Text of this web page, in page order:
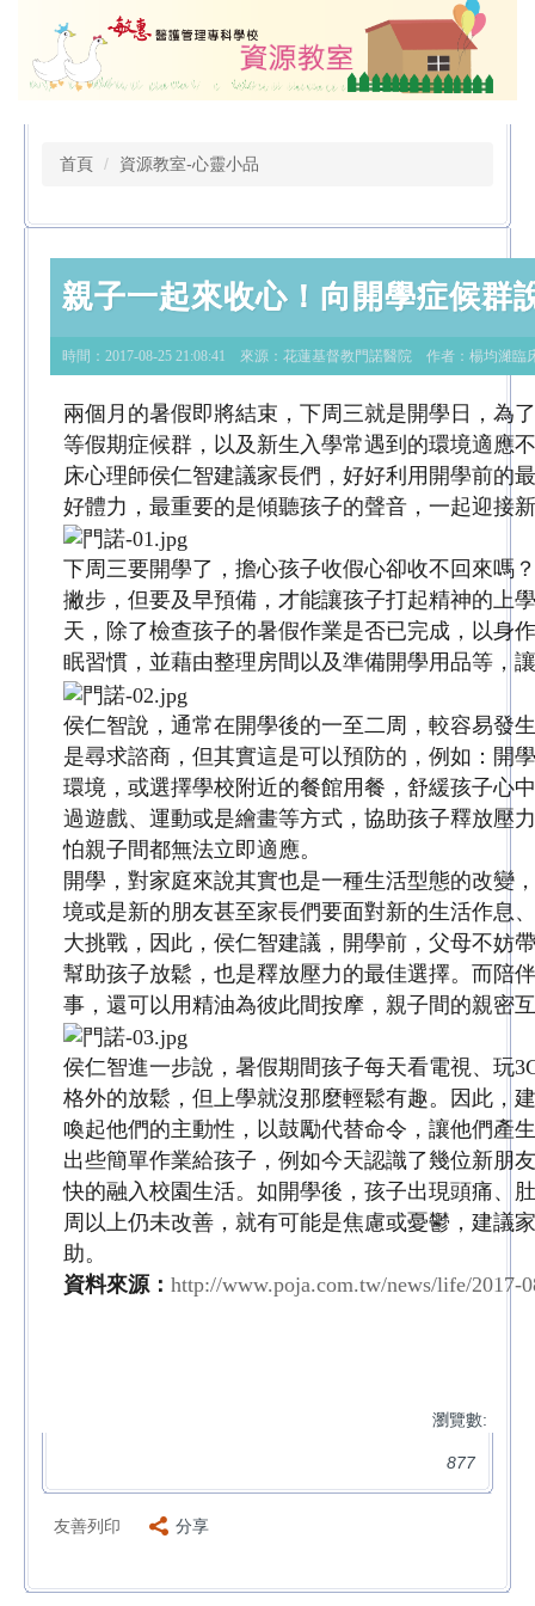
首頁 資源教室-心靈小品
親子一起來收心！向開學症候群
時間：2017-08-25 21:08:41 來源： 花蓮基督教門諾醫院 作者： 楊均濰臨
兩個月的暑假即將結束，下周三就是開學日，為
等假期症候群，以及新生入學常遇到的環境適應
床心理師侯仁智建議家長們，好好利用開學前的
好體力，最重要的是傾聽孩子的聲音，一起迎接
下周三要開學了，擔心孩子收假心卻收不回來嗎
撇步，但要及早預備，才能讓孩子打起精神的上
天，除了檢查孩子的暑假作業是否已完成，以身
眠習慣，並藉由整理房間以及準備開學用品等，
侯仁智說，通常在開學後的一至二周，較容易發
是尋求諮商，但其實這是可以預防的，例如：開
環境，或選擇學校附近的餐館用餐，舒緩孩子心
過遊戲、運動或是繪畫等方式，協助孩子釋放壓
怕親子間都無法立即適應。
開學，對家庭來說其實也是一種生活型態的改變
境或是新的朋友甚至家長們要面對新的生活作息
大挑戰，因此，侯仁智建議，開學前，父母不妨
幫助孩子放鬆，也是釋放壓力的最佳選擇。而陪
事，還可以用精油為彼此間按摩，親子間的親密
侯仁智進一步說，暑假期間孩子每天看電視、玩
格外的放鬆，但上學就沒那麼輕鬆有趣。因此，
喚起他們的主動性，以鼓勵代替命令，讓他們產
出些簡單作業給孩子，例如今天認識了幾位新朋
快的融入校園生活。如開學後，孩子出現頭痛、
周以上仍未改善，就有可能是焦慮或憂鬱，建議
助。
資料來源： http://www.poja.com.tw/news/life/2017-
瀏覽數:
877
友善列印 分享